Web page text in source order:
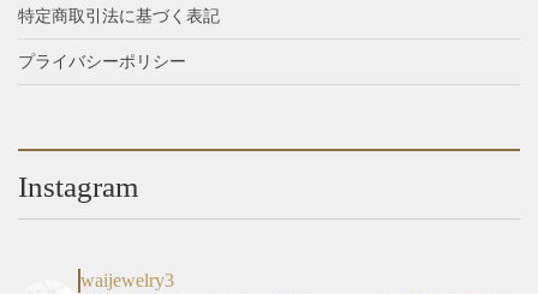
特定商取引法に基づく表記
プライバシーポリシー
Instagram
waijewelry3